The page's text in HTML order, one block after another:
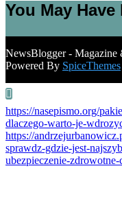
You May Have
NewsBlogger - Magazine
Powered By SpiceThemes
https://nasepismo.org/
dlaczego-warto-je-
https://
sprawdz-gdzie-jest-
ubezpieczenie-